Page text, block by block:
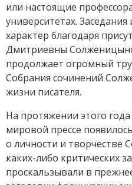
или настоящие
университетах.
характер благодаря
Дмитриевны
продолжает огромный
Собрания сочинений
жизни писателя.
На протяжении этого
мировой прессе
о личности и творчестве
каких-либо критических
проскальзывали в